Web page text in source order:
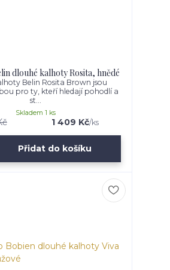
dlouhé kalhoty Rosita, hnědé
Belin Rosita Brown jsou
pro ty, kteří hledají pohodlí a
st...
1 409 Kč/ks
Skladem 1 ks
Přidat do košíku